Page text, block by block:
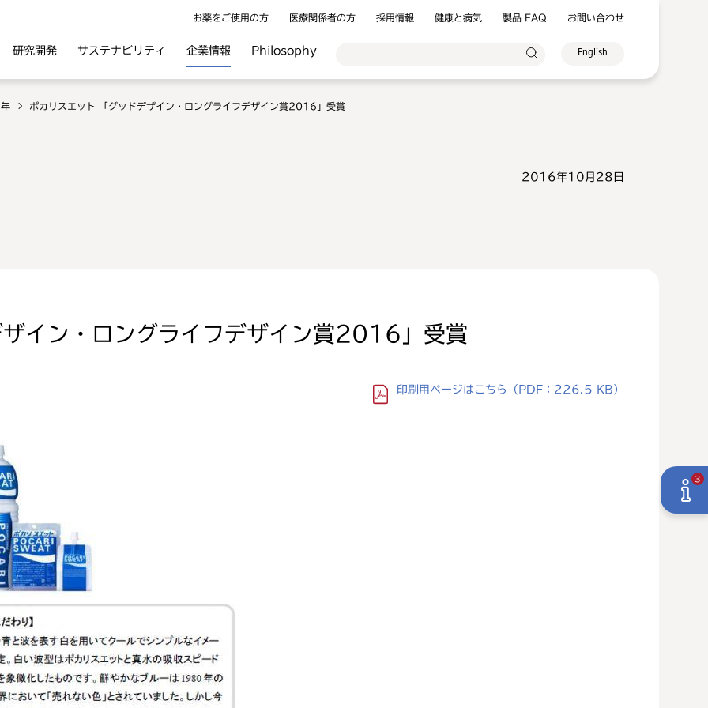
お薬をご使用の方 医療関係者の方 採用情報 健康と病気 製品 FAQ お問い合わせ
研究開発 サステナビリティ 企業情報 Philosophy English
ポカリスエット 「グッドデザイン・ロングライフデザイン賞2016」受賞
2016年10月28日
イン・ロングライフデザイン賞2016」受賞
印刷用ページはこちら （PDF：226.5 KB）
3